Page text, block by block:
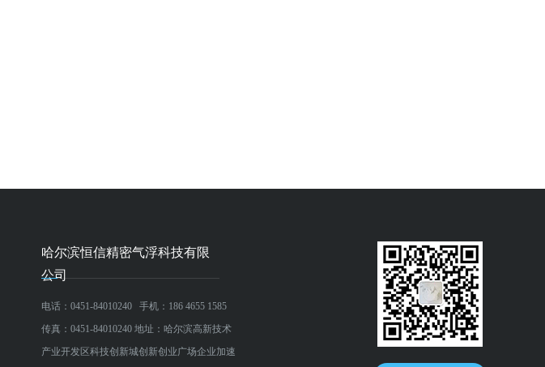
哈尔滨恒信精密气浮科技有限
公司
电话：0451-84010240
手机：186 4655 1585
传真：0451-84010240 地址：哈尔滨高新技术
产业开发区科技创新城创新创业广场企业加速